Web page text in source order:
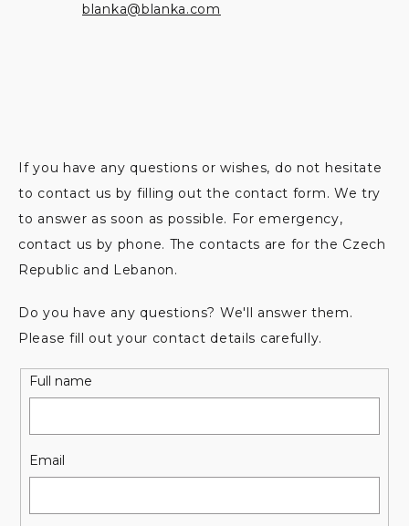
blanka@blanka.com
If you have any questions or wishes, do not hesitate
to contact us by filling out the contact form. We try
to answer as soon as possible. For emergency,
contact us by phone. The contacts are for the Czech
Republic and Lebanon.
Do you have any questions? We'll answer them.
Please fill out your contact details carefully.
Full name
Email